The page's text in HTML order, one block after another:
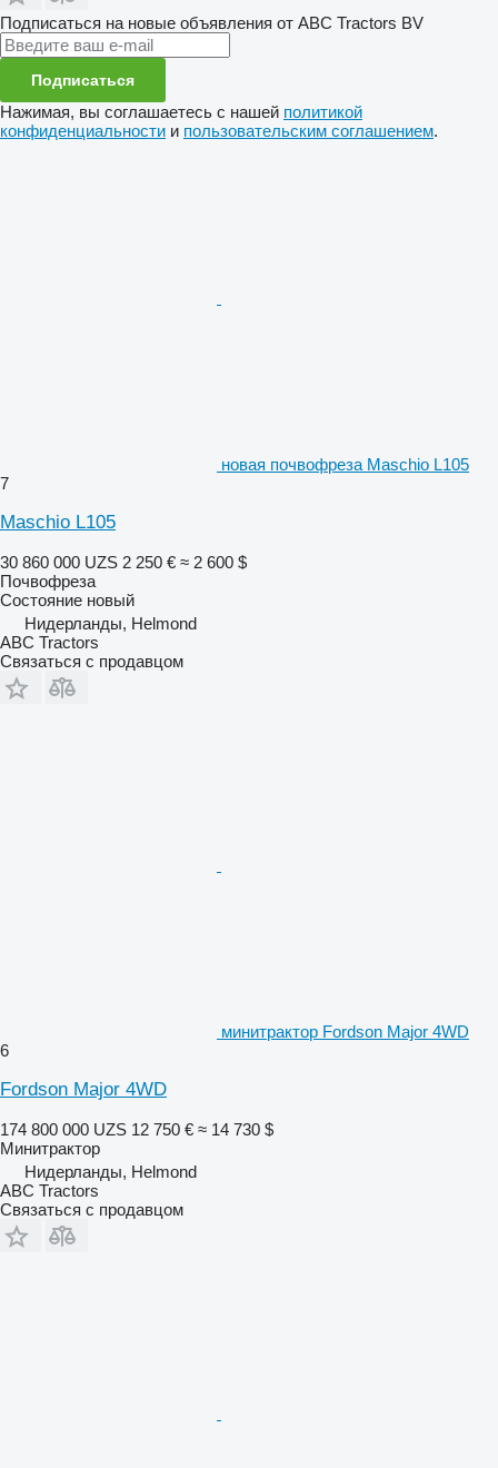
Подписаться на новые объявления от ABC Tractors BV
Подписаться
Нажимая, вы соглашаетесь с нашей политикой
конфиденциальности и пользовательским соглашением.
новая почвофреза Maschio L105
7
Maschio L105
30 860 000 UZS 2 250 € ≈ 2 600 $
Почвофреза
Состояние новый
Нидерланды, Helmond
ABC Tractors
Связаться с продавцом
минитрактор Fordson Major 4WD
6
Fordson Major 4WD
174 800 000 UZS 12 750 € ≈ 14 730 $
Минитрактор
Нидерланды, Helmond
ABC Tractors
Связаться с продавцом